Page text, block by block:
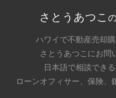
さとうあつこ
ハワイで不動産売却
さとうあつこにお問
日本語で相談でき
ローンオフィサー、保険、